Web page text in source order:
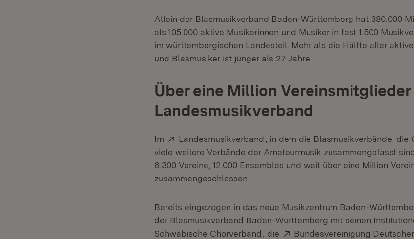
Allein der Blasmusikverband Baden-Württemberg hat 380.000
als 105.000 aktive Musikerinnen und Musiker in fast 1.500
im württembergischen Landesteil. Mehr als die Hälfte aller
und Blasmusiker ist jünger als 27 Jahre.
Über eine Million Vereinsmitglieder
Landesmusikverband
Im Extern:
Landesmusikverband (Öffnet in neuem Fenster)
, in dem die Blasmusikverbände, die
viele weitere Verbände der Amateurmusik zusammengefasst
6.300 Vereine, 12.000 Ensembles und weit über eine Million
zusammengeschlossen.
Bereits eingezogen in das neue Musikzentrum Baden-
der Blasmusikverband Baden-Württemberg mit seinen
Schwäbische Chorverband (Öffnet in neuem Fenster)
, die Extern:
Bundesvereinigung